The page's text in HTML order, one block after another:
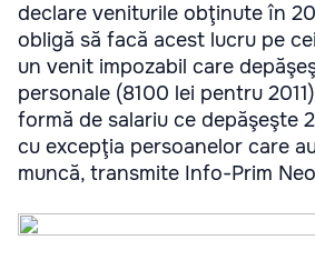
declare veniturile obţinute în
obligă să facă acest lucru pe
un venit impozabil care
personale (8100 lei pentru
formă de salariu ce depăşeşte
cu excepţia persoanelor care
muncă, transmite Info-Prim